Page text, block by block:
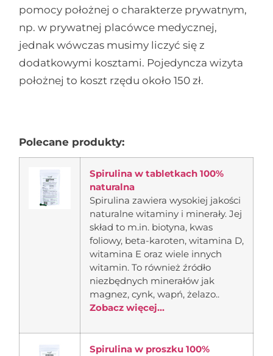
pomocy położnej o charakterze prywatnym,
np. w prywatnej placówce medycznej,
jednak wówczas musimy liczyć się z
dodatkowymi kosztami. Pojedyncza wizyta
położnej to koszt rzędu około 150 zł.
Polecane produkty:
Spirulina w tabletkach 100%
naturalna
Spirulina zawiera wysokiej jakości
naturalne witaminy i minerały. Jej
skład to m.in. biotyna, kwas
foliowy, beta-karoten, witamina D,
witamina E oraz wiele innych
witamin. To również źródło
niezbędnych minerałów jak
magnez, cynk, wapń, żelazo..
Zobacz więcej...
Spirulina w proszku 100%